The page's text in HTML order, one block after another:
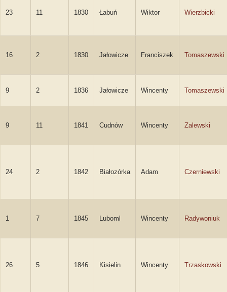
23 11 1830 Łabuń Wiktor Wierzbicki
16 2 1830 Jałowicze Franciszek Tomaszewski
9 2 1836 Jałowicze Wincenty Tomaszewski
9 11 1841 Cudnów Wincenty Zalewski
24 2 1842 Białozórka Adam Czerniewski
1 7 1845 Luboml Wincenty Radywoniuk
26 5 1846 Kisielin Wincenty Trzaskowski